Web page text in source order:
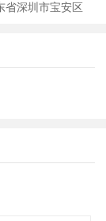
省深圳市宝安区